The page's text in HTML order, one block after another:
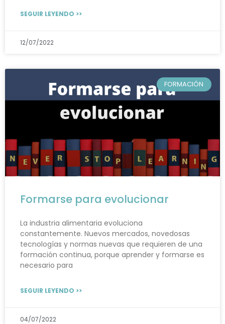
SEGUIR LEYENDO >>
12/07/2022
FORMACIÓN
Formarse para evolucionar
La industria alimentaria evoluciona
constantemente. Nuevos mercados, novedosas
tecnologías y normas nuevas que requieren de una
formación continua, porque aprender y formarse es
necesario para
SEGUIR LEYENDO >>
04/07/2022